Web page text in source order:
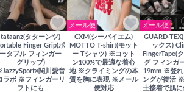
tataanz(タターンツ)
Finger Grip(ポ
ータブル フィンガー
グリップ)
関川愛音
ラボ ※フィンガーリ
フトにも
メール便
CXM(シーバイエム)
MOTTO T-shirt(モット
ー Tシャツ) ※コット
ン100%で最適な着心
地 ※クライミングの本
質を胸に表現 ※メール
便対応
メール便
GUARD-
ックス)
FingerTape(
グ フィンガ
19mm ※登れ
ングが復活
士接着で肌